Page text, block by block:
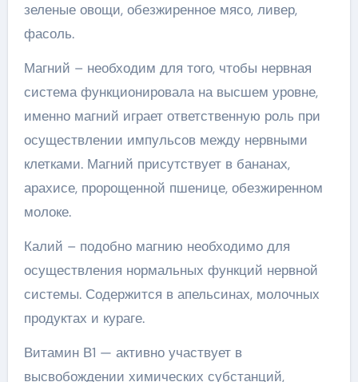
зеленые овощи, обезжиренное мясо, ливер,
фасоль.
Магний – необходим для того, чтобы нервная
система функционировала на высшем уровне,
именно магний играет ответственную роль при
осуществлении импульсов между нервными
клетками. Магний присутствует в бананах,
арахисе, пророщенной пшенице, обезжиренном
молоке.
Калий – подобно магнию необходимо для
осуществления нормальных функций нервной
системы. Содержится в апельсинах, молочных
продуктах и кураге.
Витамин В1 — активно участвует в
высвобождении химических субстанций,